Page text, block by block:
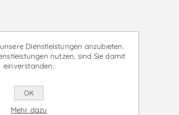
Dienstleistungen anzubieten.
nutzen, sind Sie damit
einverstanden.
OK
Mehr dazu